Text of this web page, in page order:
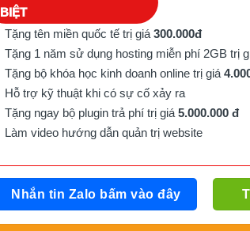
BIỆT
Tặng tên miền quốc tế trị giá 300.000đ
Tặng 1 năm sử dụng hosting miễn phí 2GB trị
Tặng bộ khóa học kinh doanh online trị giá
Hỗ trợ kỹ thuật khi có sự cố xảy ra
Tặng ngay bộ plugin trả phí trị giá 5.000.000 đ
Làm video hướng dẫn quản trị website
Nhắn tin Zalo bấm vào đây